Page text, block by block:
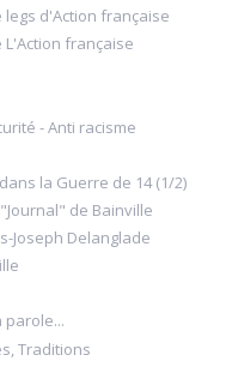
legs d'Action française
française
- Anti racisme
la Guerre de 14 (1/2)
"Journal" de Bainville
Joseph Delanglade
parole...
Traditions